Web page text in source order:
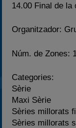
14.00 Final de la
Organitzador:
Núm. de Zones:
Categories:
Sèrie
Maxi Sèrie
Sèries millorats
Sèries millorats